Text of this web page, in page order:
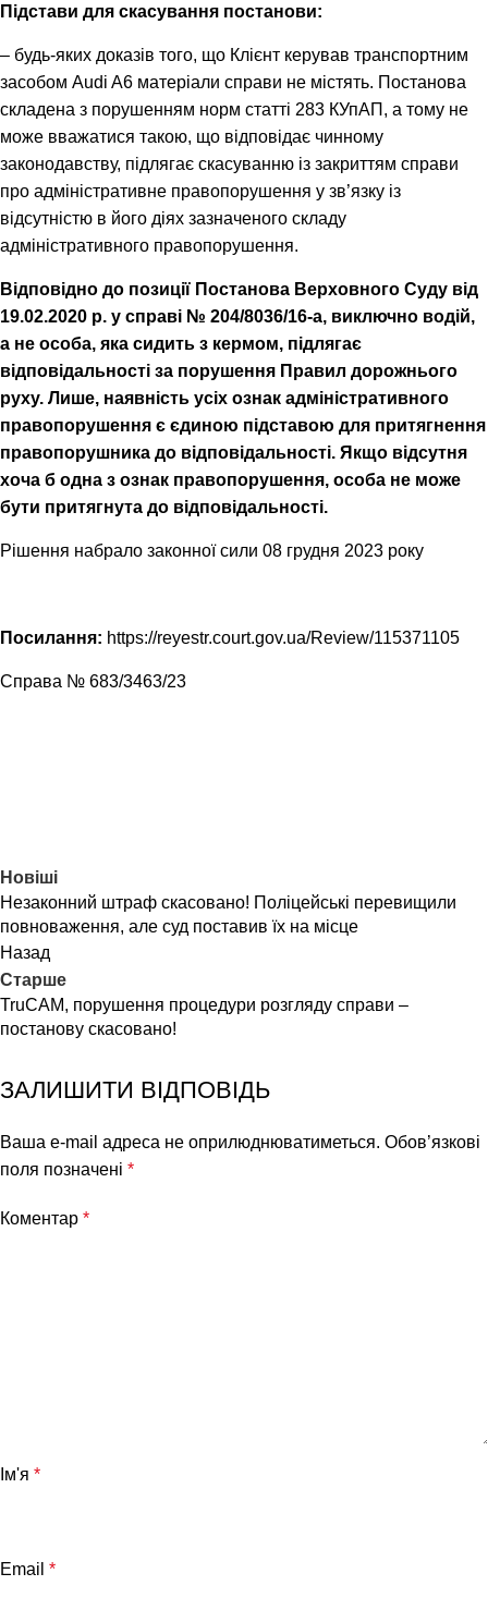
Підстави для скасування постанови:
– будь-яких доказів того, що Клієнт керував транспортним
засобом Audi A6 матеріали справи не містять. Постанова
складена з порушенням норм статті 283 КУпАП, а тому не
може вважатися такою, що відповідає чинному
законодавству, підлягає скасуванню із закриттям справи
про адміністративне правопорушення у зв’язку із
відсутністю в його діях зазначеного складу
адміністративного правопорушення.
Відповідно до позиції Постанова Верховного Суду від
19.02.2020 р. у справі № 204/8036/16-а, виключно водій,
а не особа, яка сидить з кермом, підлягає
відповідальності за порушення Правил дорожнього
руху. Лише, наявність усіх ознак адміністративного
правопорушення є єдиною підставою для притягнення
правопорушника до відповідальності. Якщо відсутня
хоча б одна з ознак правопорушення, особа не може
бути притягнута до відповідальності.
Рішення набрало законної сили 08 грудня 2023 року
Посилання: https://reyestr.court.gov.ua/Review/115371105
Справа № 683/3463/23
Новіші
Незаконний штраф скасовано! Поліцейські перевищили
повноваження, але суд поставив їх на місце
Назад
Старше
TruCAM, порушення процедури розгляду справи –
постанову скасовано!
ЗАЛИШИТИ ВІДПОВІДЬ
Ваша e-mail адреса не оприлюднюватиметься. Обов’язкові
поля позначені *
Коментар *
Ім'я *
Email *